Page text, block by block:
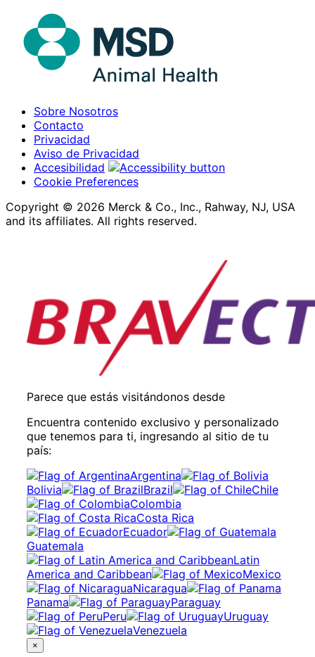
Sobre Nosotros
Contacto
Privacidad
Aviso de Privacidad
Accesibilidad
Cookie Preferences
Copyright © 2026 Merck & Co., Inc., Rahway, NJ, USA
and its affiliates. All rights reserved.
Parece que estás visitándonos desde
Encuentra contenido exclusivo y personalizado
que tenemos para ti, ingresando al sitio de tu
país:
Argentina
Bolivia
Brazil
Chile
Colombia
Costa Rica
Ecuador
Guatemala
Latin
America and Caribbean
Mexico
Nicaragua
Panama
Paraguay
Peru
Uruguay
Venezuela
×